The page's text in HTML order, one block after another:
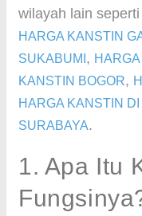
wilayah lain seperti
HARGA KANSTIN
SUKABUMI ,
KANSTIN BOGOR,
HARGA KANSTIN
SURABAYA.
1. Apa Itu